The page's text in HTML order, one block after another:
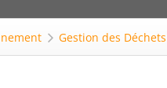
Gestion des